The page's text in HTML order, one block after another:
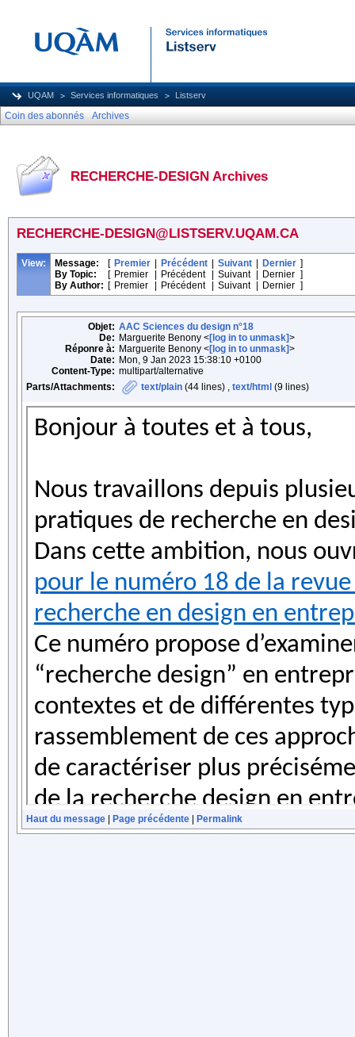
UQAM Services informatiques Listserv
Coin des abonnés Archives
RECHERCHE-DESIGN Archives
RECHERCHE-DESIGN@LISTSERV.UQAM.CA
View: Message: [ Premier Précédent Suivant Dernier ]
By Topic:
[ Premier Précédent Suivant Dernier ]
By Author: [ Premier Précédent Suivant Dernier ]
Objet: AAC Sciences du design n°18
De: Marguerite Benony <[log in to unmask]>
Réponre à: Marguerite Benony <[log in to unmask]>
Date: Mon, 9 Jan 2023 15:38:10 +0100
Content-Type: multipart/alternative
Parts/Attachments:
text/plain (44 lines) , text/html (9 lines)
Haut du message Page précédente Permalink